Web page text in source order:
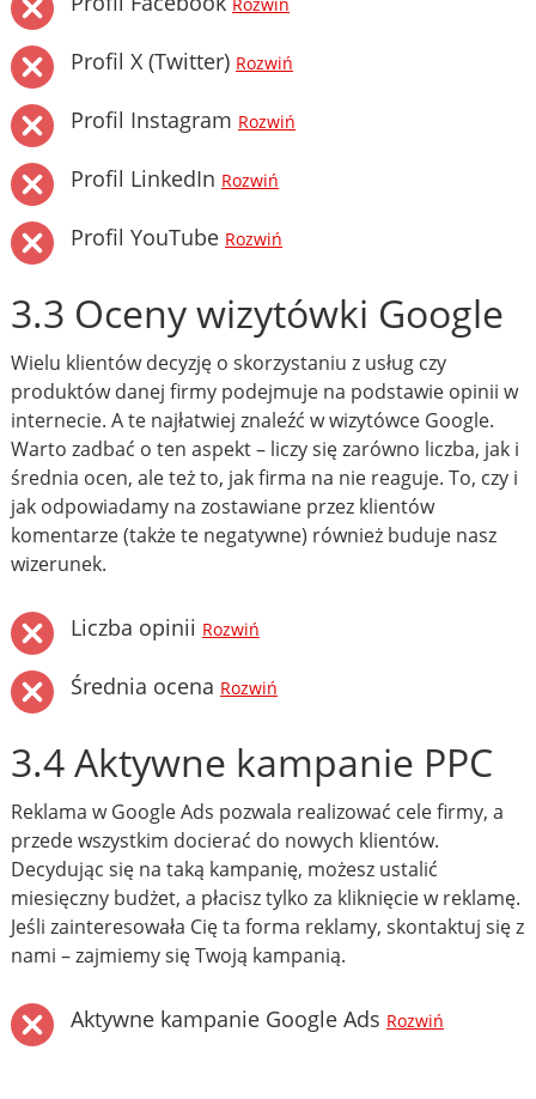
Rozwiń
Profil X (Twitter) Rozwiń
Profil Instagram Rozwiń
Profil LinkedIn Rozwiń
Profil YouTube Rozwiń
3.3 Oceny wizytówki Google
Wielu klientów decyzję o skorzystaniu z usług czy
produktów danej firmy podejmuje na podstawie opinii w
internecie. A te najłatwiej znaleźć w wizytówce Google.
Warto zadbać o ten aspekt – liczy się zarówno liczba, jak i
średnia ocen, ale też to, jak firma na nie reaguje. To, czy i
jak odpowiadamy na zostawiane przez klientów
komentarze (także te negatywne) również buduje nasz
wizerunek.
Liczba opinii Rozwiń
Średnia ocena Rozwiń
3.4 Aktywne kampanie PPC
Reklama w Google Ads pozwala realizować cele firmy, a
przede wszystkim docierać do nowych klientów.
Decydując się na taką kampanię, możesz ustalić
miesięczny budżet, a płacisz tylko za kliknięcie w reklamę.
Jeśli zainteresowała Cię ta forma reklamy, skontaktuj się z
nami – zajmiemy się Twoją kampanią.
Aktywne kampanie Google Ads Rozwiń